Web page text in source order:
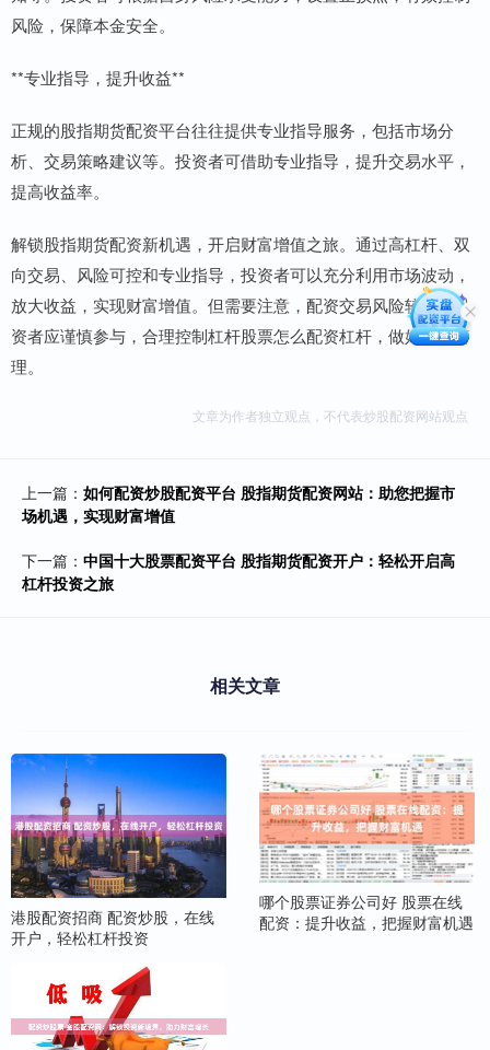
风险，保障本金安全。
**专业指导，提升收益**
正规的股指期货配资平台往往提供专业指导服务，包括市场分
析、交易策略建议等。投资者可借助专业指导，提升交易水平，
提高收益率。
解锁股指期货配资新机遇，开启财富增值之旅。通过高杠杆、双
向交易、风险可控和专业指导，投资者可以充分利用市场波动，
放大收益，实现财富增值。但需要注意，配资交易风险较大，投
资者应谨慎参与，合理控制杠杆股票怎么配资杠杆，做好风险管
理。
文章为作者独立观点，不代表炒股配资网站观点
上一篇： 如何配资炒股配资平台 股指期货配资网站：助您把握市
场机遇，实现财富增值
下一篇： 中国十大股票配资平台 股指期货配资开户：轻松开启高
杠杆投资之旅
相关文章
港股配资招商 配资炒股，在线
开户，轻松杠杆投资
哪个股票证券公司好 股票在线
配资：提升收益，把握财富机遇